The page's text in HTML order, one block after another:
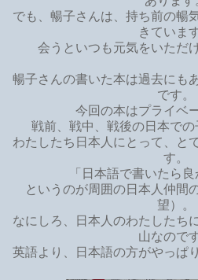
でも、暢子さんは、持ち前の暢
きていま
会うといつも元気をいただ
暢子さんの書いた本は過去にも
です。
今回の本はプライベ
戦前、戦中、戦後の日本での
わたしたち日本人にとって、と
す。
「日本語で書いたら良
というのが周囲の日本人仲間
望）。
なにしろ、日本人のわたしたち
山なのです
英語より、日本語の方がやっぱ